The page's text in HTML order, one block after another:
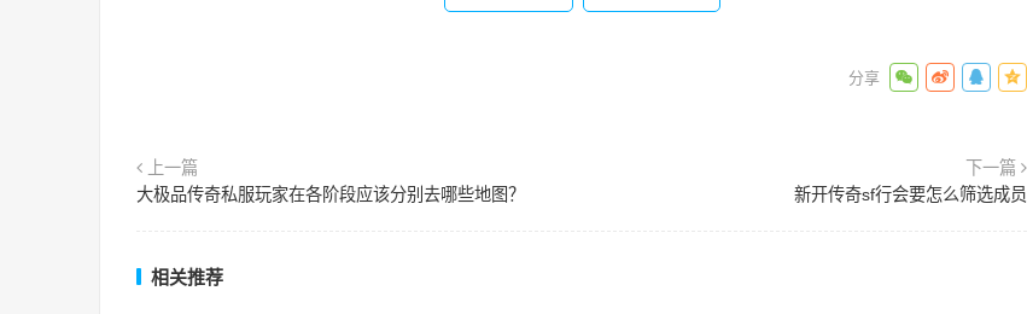
上一篇
大极品传奇私服玩家在各阶段应该分别去哪些地图？
下一篇
新开传奇sf行会要怎么筛选成员
相关推荐